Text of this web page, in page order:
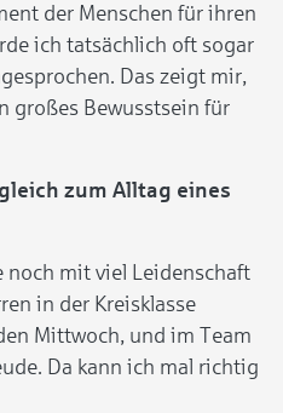
der Menschen für ihren
ich tatsächlich oft sogar
Das zeigt mir,
großes Bewusstsein für
zum Alltag eines
noch mit viel Leidenschaft
in der Kreisklasse
Mittwoch, und im Team
Da kann ich mal richtig